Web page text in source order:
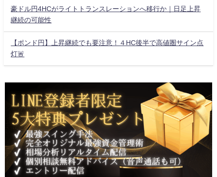
豪ドル円4HCがライトトランスレーションへ移行か｜日足上昇
継続の可能性
【ポンド円】上昇継続でも要注意！４HC後半で高値圏サイン点
灯🚨